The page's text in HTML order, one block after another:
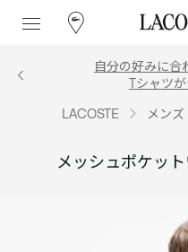
自分の好みに合
Tシャツ
LACOSTE メンズ
メッシュポケッ